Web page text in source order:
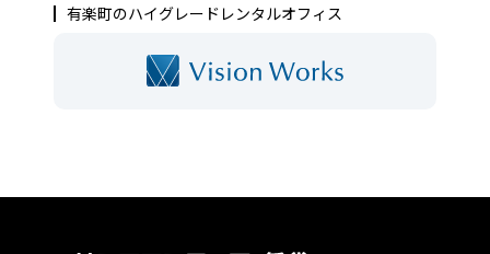
有楽町のハイグレードレンタルオフィス